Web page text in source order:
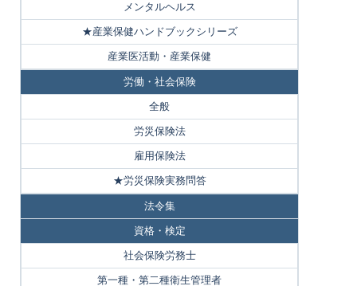
メンタルヘルス
★産業保健ハンドブックシリーズ
産業医活動・産業保健
労働・社会保険
全般
労災保険法
雇用保険法
★労災保険実務問答
法令集
資格・検定
社会保険労務士
第一種・第二種衛生管理者